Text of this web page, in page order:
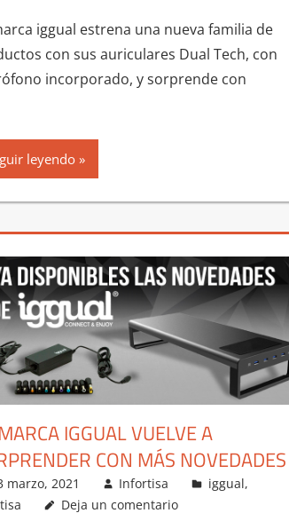
iggual estrena una nueva familia de
con sus auriculares Dual Tech, con
incorporado, y sorprende con
leyendo
IGGUAL VUELVE A
CON MÁS NOVEDADES
marzo, 2021 Infortisa iggual,
Deja un comentario